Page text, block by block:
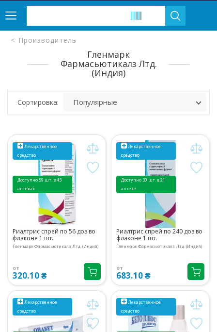
Производитель
Гленмарк
Фармасьютикалз Лтд.
(Индия)
Сортировка:
Лекарственное
средство
Доступно 59 шт. в 43
аптеках
Риалтрис спрей по 56 доз во
флаконе 1 шт.
Гленмарк Фармасьютикалз Лтд. (Индия)
от
320.10 ₴
Лекарственное
средство
Доступно 30 шт. в 21
аптеке
Риалтрис спрей по 240 доз во
флаконе 1 шт.
Гленмарк Фармасьютикалз Лтд. (Индия)
от
683.10 ₴
Лекарственное
средство
Лекарственное
средство